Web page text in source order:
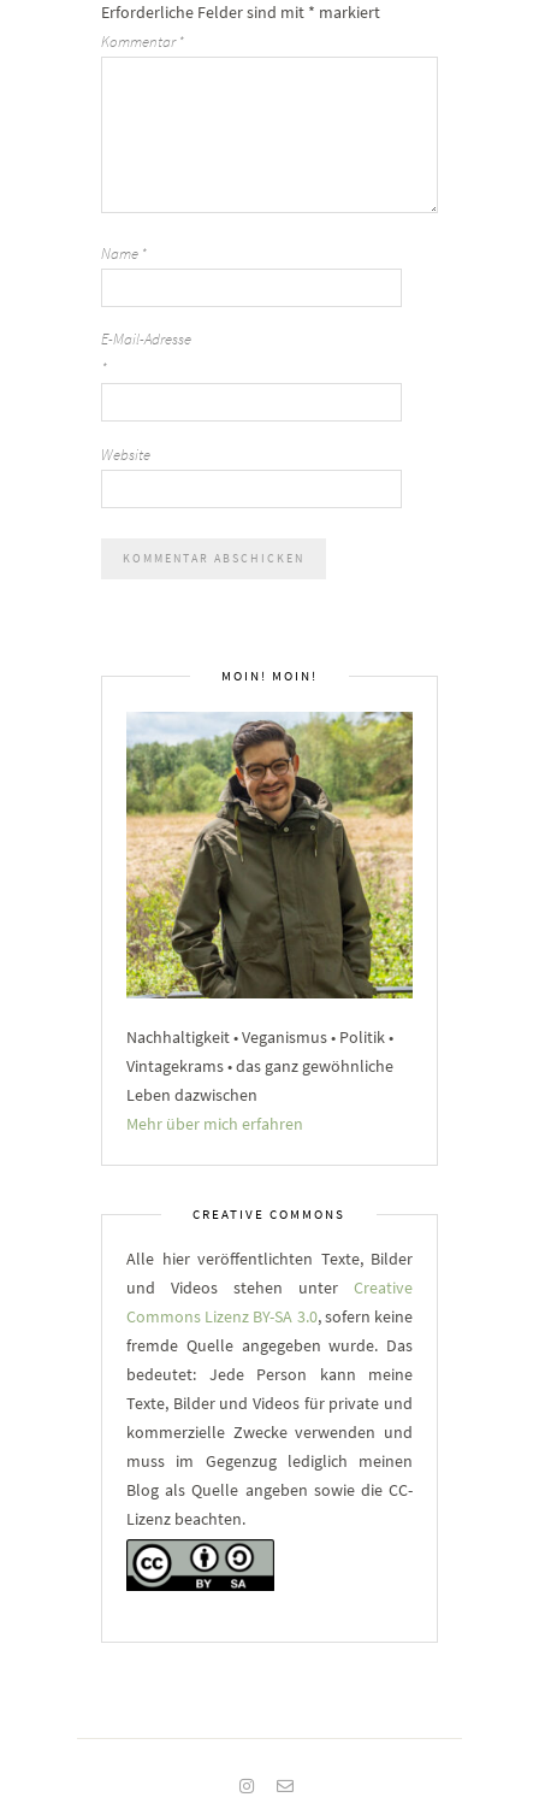
Erforderliche Felder sind mit * markiert
Kommentar*
Name *
E-Mail-Adresse
*
Website
MOIN! MOIN!
Nachhaltigkeit • Veganismus • Politik •
Vintagekrams • das ganz gewöhnliche
Leben dazwischen
Mehr über mich erfahren
CREATIVE COMMONS
Alle hier veröffentlichten Texte, Bilder
und Videos stehen unter Creative
Commons Lizenz BY-SA 3.0, sofern keine
fremde Quelle angegeben wurde. Das
bedeutet: Jede Person kann meine
Texte, Bilder und Videos für private und
kommerzielle Zwecke verwenden und
muss im Gegenzug lediglich meinen
Blog als Quelle angeben sowie die CC-
Lizenz beachten.